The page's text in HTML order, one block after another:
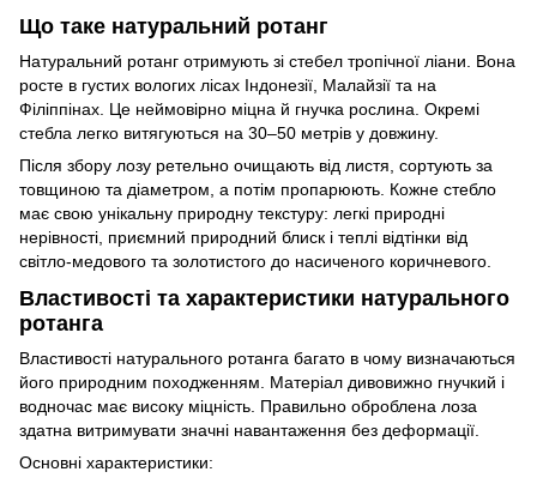
Що таке натуральний ротанг
Натуральний ротанг отримують зі стебел тропічної ліани. Вона
росте в густих вологих лісах Індонезії, Малайзії та на
Філіппінах. Це неймовірно міцна й гнучка рослина. Окремі
стебла легко витягуються на 30–50 метрів у довжину.
Після збору лозу ретельно очищають від листя, сортують за
товщиною та діаметром, а потім пропарюють. Кожне стебло
має свою унікальну природну текстуру: легкі природні
нерівності, приємний природний блиск і теплі відтінки від
світло-медового та золотистого до насиченого коричневого.
Властивості та характеристики натурального
ротанга
Властивості натурального ротанга багато в чому визначаються
його природним походженням. Матеріал дивовижно гнучкий і
водночас має високу міцність. Правильно оброблена лоза
здатна витримувати значні навантаження без деформації.
Основні характеристики: